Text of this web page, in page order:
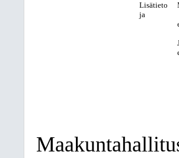
Lisätieto
ja